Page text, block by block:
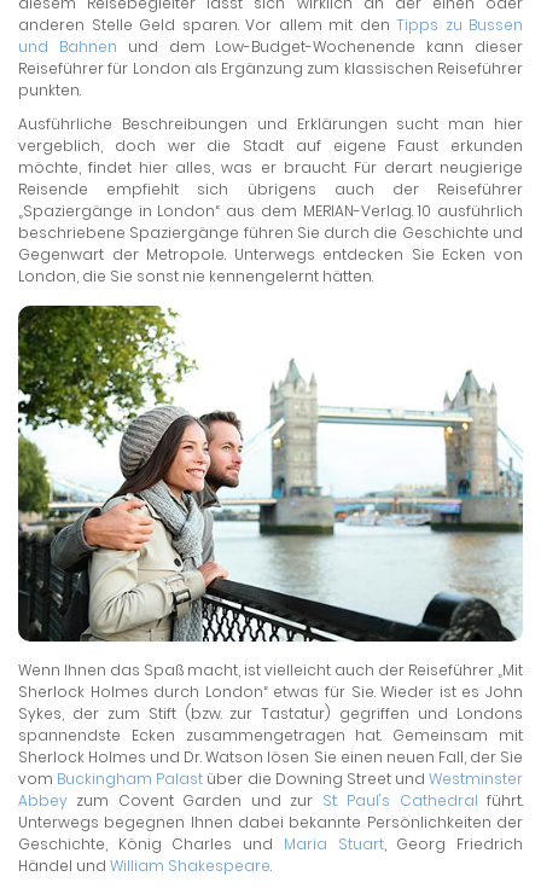
anderen Stelle Geld sparen. Vor allem mit den Tipps zu Bussen
und Bahnen und dem Low-Budget-Wochenende kann dieser
Reiseführer für London als Ergänzung zum klassischen Reiseführer
punkten.
Ausführliche Beschreibungen und Erklärungen sucht man hier
vergeblich, doch wer die Stadt auf eigene Faust erkunden
möchte, findet hier alles, was er braucht. Für derart neugierige
Reisende empfiehlt sich übrigens auch der Reiseführer
„Spaziergänge in London“ aus dem MERIAN-Verlag. 10 ausführlich
beschriebene Spaziergänge führen Sie durch die Geschichte und
Gegenwart der Metropole. Unterwegs entdecken Sie Ecken von
London, die Sie sonst nie kennengelernt hätten.
Wenn Ihnen das Spaß macht, ist vielleicht auch der Reiseführer „Mit
Sherlock Holmes durch London“ etwas für Sie. Wieder ist es John
Sykes, der zum Stift (bzw. zur Tastatur) gegriffen und Londons
spannendste Ecken zusammengetragen hat. Gemeinsam mit
Sherlock Holmes und Dr. Watson lösen Sie einen neuen Fall, der Sie
vom Buckingham Palast über die Downing Street und Westminster
Abbey zum Covent Garden und zur St. Paul's Cathedral führt.
Unterwegs begegnen Ihnen dabei bekannte Persönlichkeiten der
Geschichte, König Charles und Maria Stuart, Georg Friedrich
Händel und William Shakespeare.